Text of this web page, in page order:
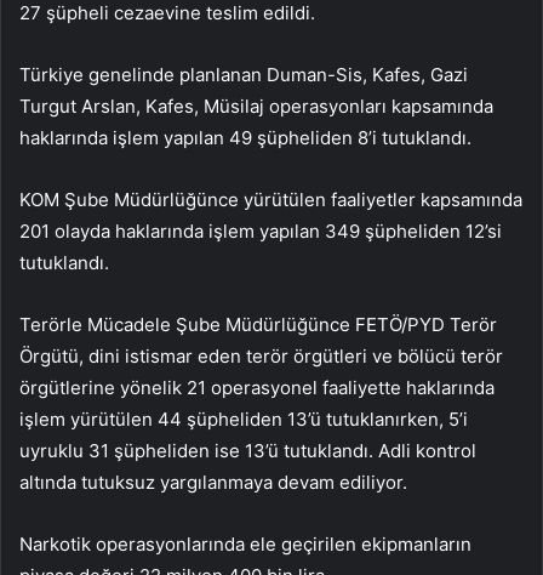
27 şüpheli cezaevine teslim edildi.
Türkiye genelinde planlanan Duman-Sis, Kafes, Gazi
Turgut Arslan, Kafes, Müsilaj operasyonları kapsamında
haklarında işlem yapılan 49 şüpheliden 8’i tutuklandı.
KOM Şube Müdürlüğünce yürütülen faaliyetler kapsamında
201 olayda haklarında işlem yapılan 349 şüpheliden 12’si
tutuklandı.
Terörle Mücadele Şube Müdürlüğünce FETÖ/PYD Terör
Örgütü, dini istismar eden terör örgütleri ve bölücü terör
örgütlerine yönelik 21 operasyonel faaliyette haklarında
işlem yürütülen 44 şüpheliden 13’ü tutuklanırken, 5’i
uyruklu 31 şüpheliden ise 13’ü tutuklandı. Adli kontrol
altında tutuksuz yargılanmaya devam ediliyor.
Narkotik operasyonlarında ele geçirilen ekipmanların